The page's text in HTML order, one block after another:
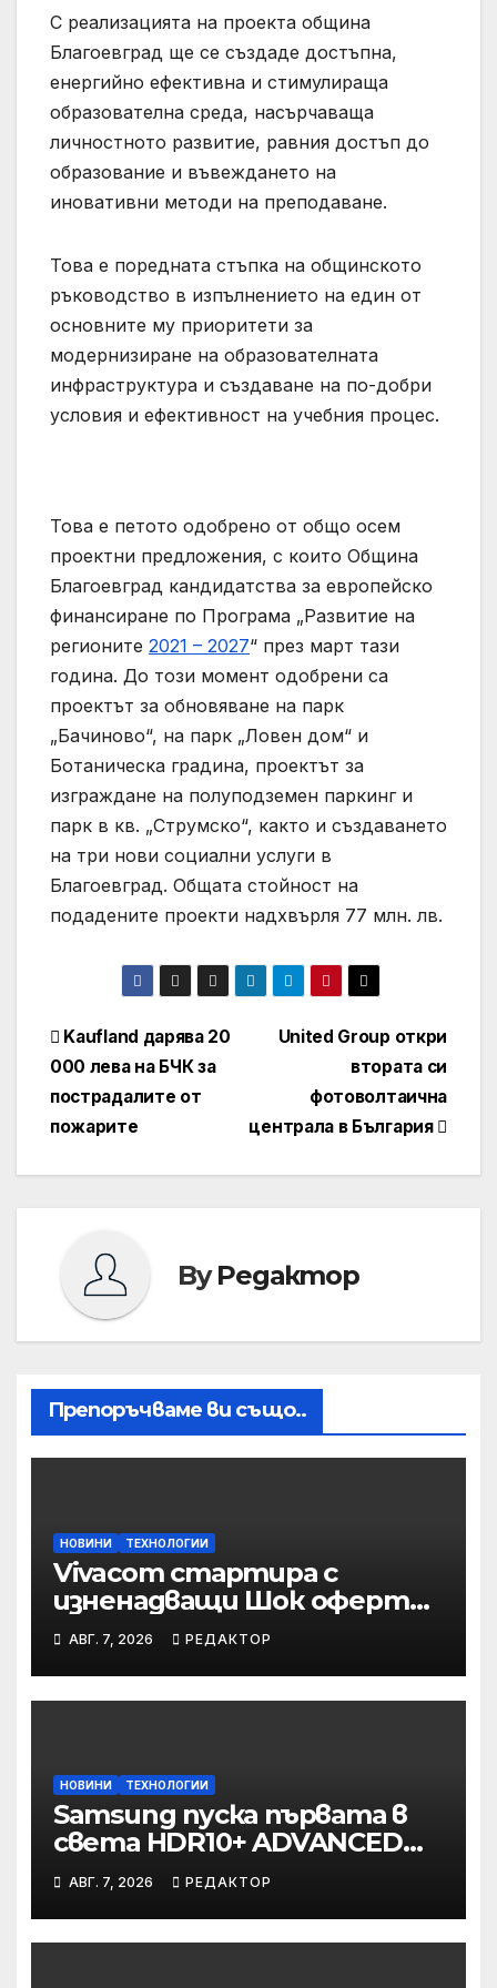
С реализацията на проекта община
Благоевград ще се създаде достъпна,
енергийно ефективна и стимулираща
образователна среда, насърчаваща
личностното развитие, равния достъп до
образование и въвеждането на
иновативни методи на преподаване.
Това е поредната стъпка на общинското
ръководство в изпълнението на един от
основните му приоритети за
модернизиране на образователната
инфраструктура и създаване на по-добри
условия и ефективност на учебния процес.
Това е петото одобрено от общо осем
проектни предложения, с които Община
Благоевград кандидатства за европейско
финансиране по Програма „Развитие на
регионите 2021 – 2027“ през март тази
година. До този момент одобрени са
проектът за обновяване на парк
„Бачиново“, на парк „Ловен дом“ и
Ботаническа градина, проектът за
изграждане на полуподземен паркинг и
парк в кв. „Струмско“, както и създаването
на три нови социални услуги в
Благоевград. Общата стойност на
подадените проекти надхвърля 77 млн. лв.
Навигация
United Group откри
втората си
фотоволтаична
централа в България
Kaufland дарява 20
000 лева на БЧК за
пострадалите от
пожарите
ByРедактор
Препоръчваме ви също..
НОВИНИ ТЕХНОЛОГИИ
Vivacom стартира с
изненадващи Шок оферти
през август
онлайн
АВГ. 7, 2026 РЕДАКТОР
НОВИНИ ТЕХНОЛОГИИ
Samsung пуска първата в
света HDR10+ ADVANCED
стрийминг услуга в Prime
Video
АВГ. 7, 2026 РЕДАКТОР